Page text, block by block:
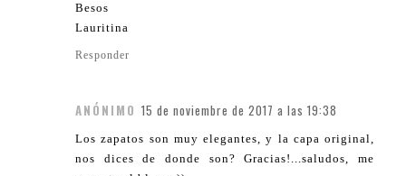
Besos
Lauritina
Responder
ANÓNIMO 15 de noviembre de 2017 a las 19:38
Los zapatos son muy elegantes, y la capa original,
nos dices de donde son? Gracias!...saludos, me